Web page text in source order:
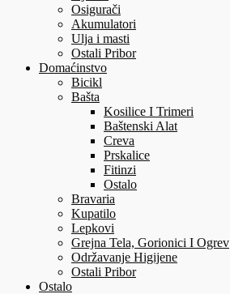
Osigurači
Akumulatori
Ulja i masti
Ostali Pribor
Domaćinstvo
Bicikl
Bašta
Kosilice I Trimeri
Baštenski Alat
Creva
Prskalice
Fitinzi
Ostalo
Bravaria
Kupatilo
Lepkovi
Grejna Tela, Gorionici I Ogrev
Održavanje Higijene
Ostali Pribor
Ostalo